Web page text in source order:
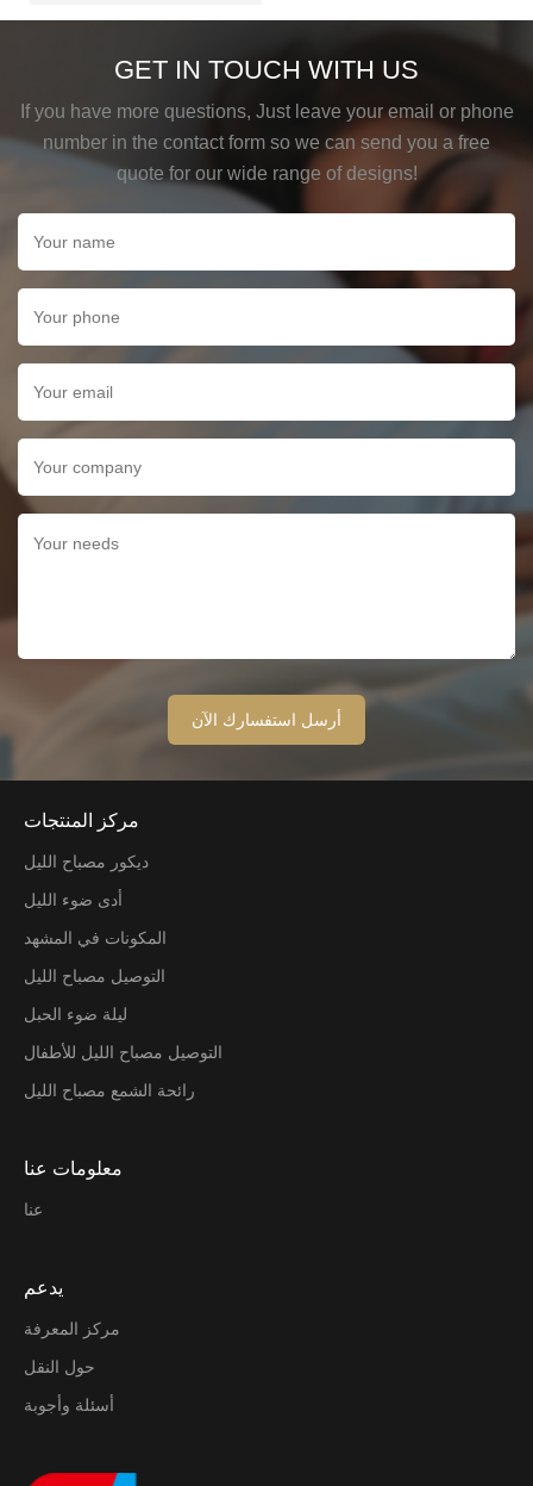
GET IN TOUCH WITH US
If you have more questions, Just leave your email or phone
number in the contact form so we can send you a free
quote for our wide range of designs!
مركز المنتجات
ديكور مصباح الليل
أدى ضوء الليل
المكونات في المشهد
التوصيل مصباح الليل
ليلة ضوء الحبل
التوصيل مصباح الليل للأطفال
رائحة الشمع مصباح الليل
معلومات عنا
عنا
يدعم
مركز المعرفة
حول النقل
أسئلة وأجوبة